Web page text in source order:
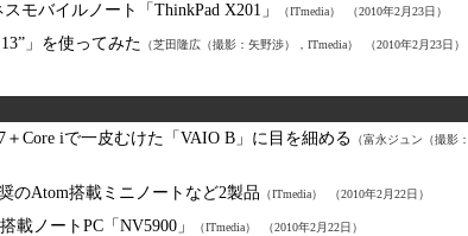
モバイルノート「ThinkPad X201」 （ITmedia） （2010年2月23日）
」を使ってみた （芝田隆広（撮影：矢野渉），ITmedia） （2010年2月23日）
＋Core iで一皮むけた「VAIO B」に目を細める （富永ジュン（撮影：
のAtom搭載ミニノートなど2製品 （ITmedia） （2010年2月22日）
載ノートPC「NV5900」 （ITmedia） （2010年2月22日）